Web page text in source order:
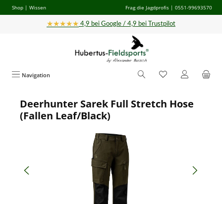
Zum Hauptinhalt springen
Shop | Wissen Frag die Jagdprofis | 0551-99693570
★★★★★ 4,9 bei Google / 4,9 bei Trustpilot
Navigation
Bildergalerie überspringen
Deerhunter Sarek Full Stretch Hose
(Fallen Leaf/Black)